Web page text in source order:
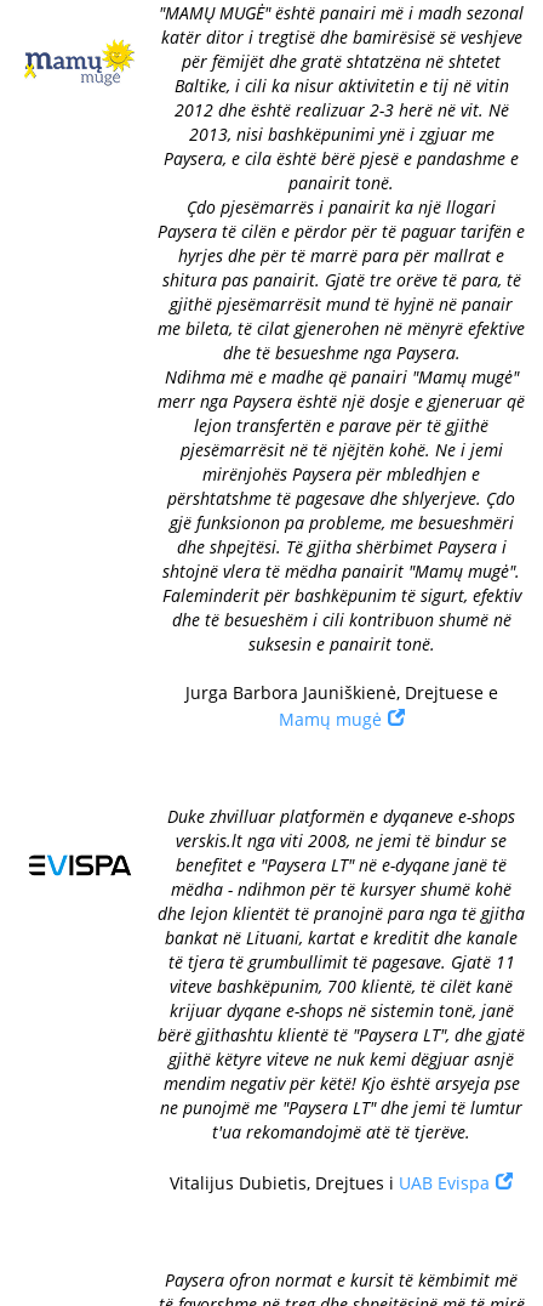
"MAMŲ MUGĖ" është panairi më i madh sezonal
katër ditor i tregtisë dhe bamirësisë së veshjeve
për fëmijët dhe gratë shtatzëna në shtetet
Baltike, i cili ka nisur aktivitetin e tij në vitin
2012 dhe është realizuar 2-3 herë në vit. Në
2013, nisi bashkëpunimi ynë i zgjuar me
Paysera, e cila është bërë pjesë e pandashme e
panairit tonë.
Çdo pjesëmarrës i panairit ka një llogari
Paysera të cilën e përdor për të paguar tarifën e
hyrjes dhe për të marrë para për mallrat e
shitura pas panairit. Gjatë tre orëve të para, të
gjithë pjesëmarrësit mund të hyjnë në panair
me bileta, të cilat gjenerohen në mënyrë efektive
dhe të besueshme nga Paysera.
Ndihma më e madhe që panairi "Mamų mugė"
merr nga Paysera është një dosje e gjeneruar që
lejon transfertën e parave për të gjithë
pjesëmarrësit në të njëjtën kohë. Ne i jemi
mirënjohës Paysera për mbledhjen e
përshtatshme të pagesave dhe shlyerjeve. Çdo
gjë funksionon pa probleme, me besueshmëri
dhe shpejtësi. Të gjitha shërbimet Paysera i
shtojnë vlera të mëdha panairit "Mamų mugė".
Faleminderit për bashkëpunim të sigurt, efektiv
dhe të besueshëm i cili kontribuon shumë në
suksesin e panairit tonë.
Jurga Barbora Jauniškienė, Drejtuese e
Mamų mugė
Duke zhvilluar platformën e dyqaneve e-shops
verskis.lt nga viti 2008, ne jemi të bindur se
benefitet e "Paysera LT" në e-dyqane janë të
mëdha - ndihmon për të kursyer shumë kohë
dhe lejon klientët të pranojnë para nga të gjitha
bankat në Lituani, kartat e kreditit dhe kanale
të tjera të grumbullimit të pagesave. Gjatë 11
viteve bashkëpunim, 700 klientë, të cilët kanë
krijuar dyqane e-shops në sistemin tonë, janë
bërë gjithashtu klientë të "Paysera LT", dhe gjatë
gjithë këtyre viteve ne nuk kemi dëgjuar asnjë
mendim negativ për këtë! Kjo është arsyeja pse
ne punojmë me "Paysera LT" dhe jemi të lumtur
t'ua rekomandojmë atë të tjerëve.
Vitalijus Dubietis, Drejtues i UAB Evispa
Paysera ofron normat e kursit të këmbimit më